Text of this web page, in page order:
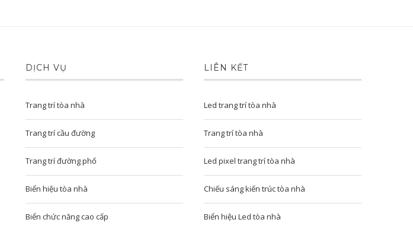
DỊCH VỤ
Trang trí tòa nhà
Trang trí cầu đường
Trang trí đường phố
Biển hiệu tòa nhà
Biển chức năng cao cấp
LIÊN KẾT
Led trang trí tòa nhà
Trang trí tòa nhà
Led pixel trang trí tòa nhà
Chiếu sáng kiến trúc tòa nhà
Biển hiệu Led tòa nhà